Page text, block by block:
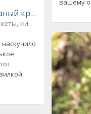
крючком и
жилеты
вашему